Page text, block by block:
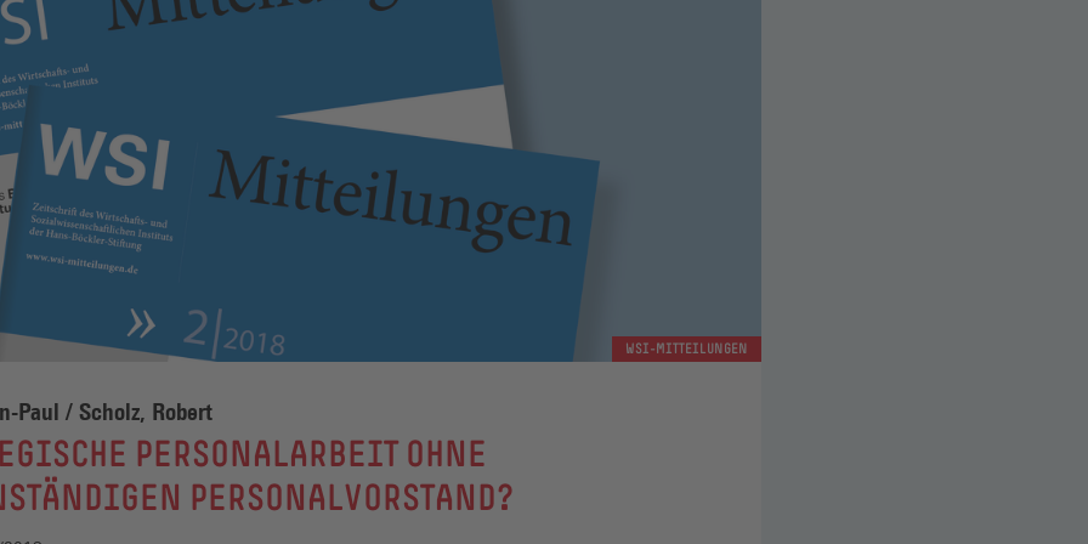
WSI-MITTEILUNGEN
Paul / Scholz, Robert
PERSONALARBEIT OHNE
PERSONALVORSTAND?